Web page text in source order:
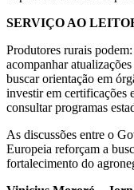
SERVIÇO AO
Produtores rurais podem:
acompanhar
buscar orientação em
investir em certificações
consultar programas
As discussões entre o
Europeia reforçam a
fortalecimento do